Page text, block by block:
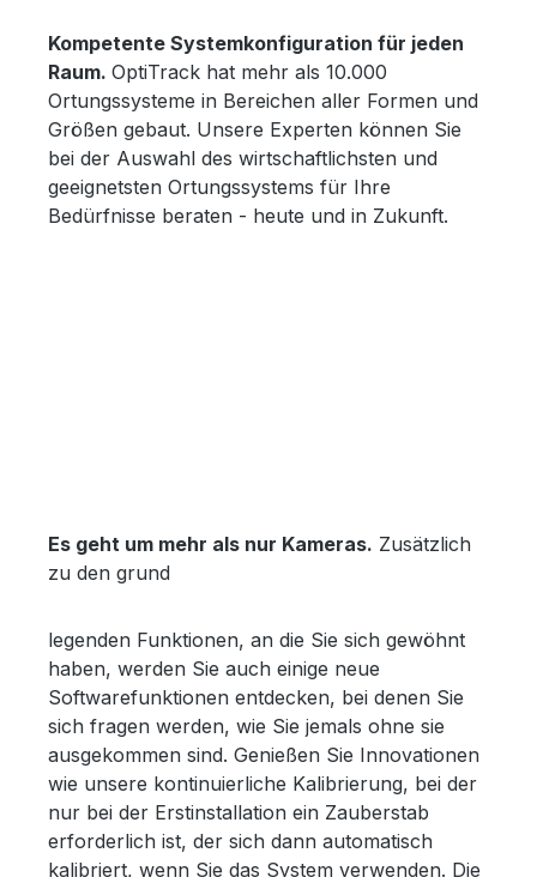
Kompetente Systemkonfiguration für jeden
Raum. OptiTrack hat mehr als 10.000
Ortungssysteme in Bereichen aller Formen und
Größen gebaut. Unsere Experten können Sie
bei der Auswahl des wirtschaftlichsten und
geeignetsten Ortungssystems für Ihre
Bedürfnisse beraten - heute und in Zukunft.
Es geht um mehr als nur Kameras. Zusätzlich
zu den grund
legenden Funktionen, an die Sie sich gewöhnt
haben, werden Sie auch einige neue
Softwarefunktionen entdecken, bei denen Sie
sich fragen werden, wie Sie jemals ohne sie
ausgekommen sind. Genießen Sie Innovationen
wie unsere kontinuierliche Kalibrierung, bei der
nur bei der Erstinstallation ein Zauberstab
erforderlich ist, der sich dann automatisch
kalibriert, wenn Sie das System verwenden. Die